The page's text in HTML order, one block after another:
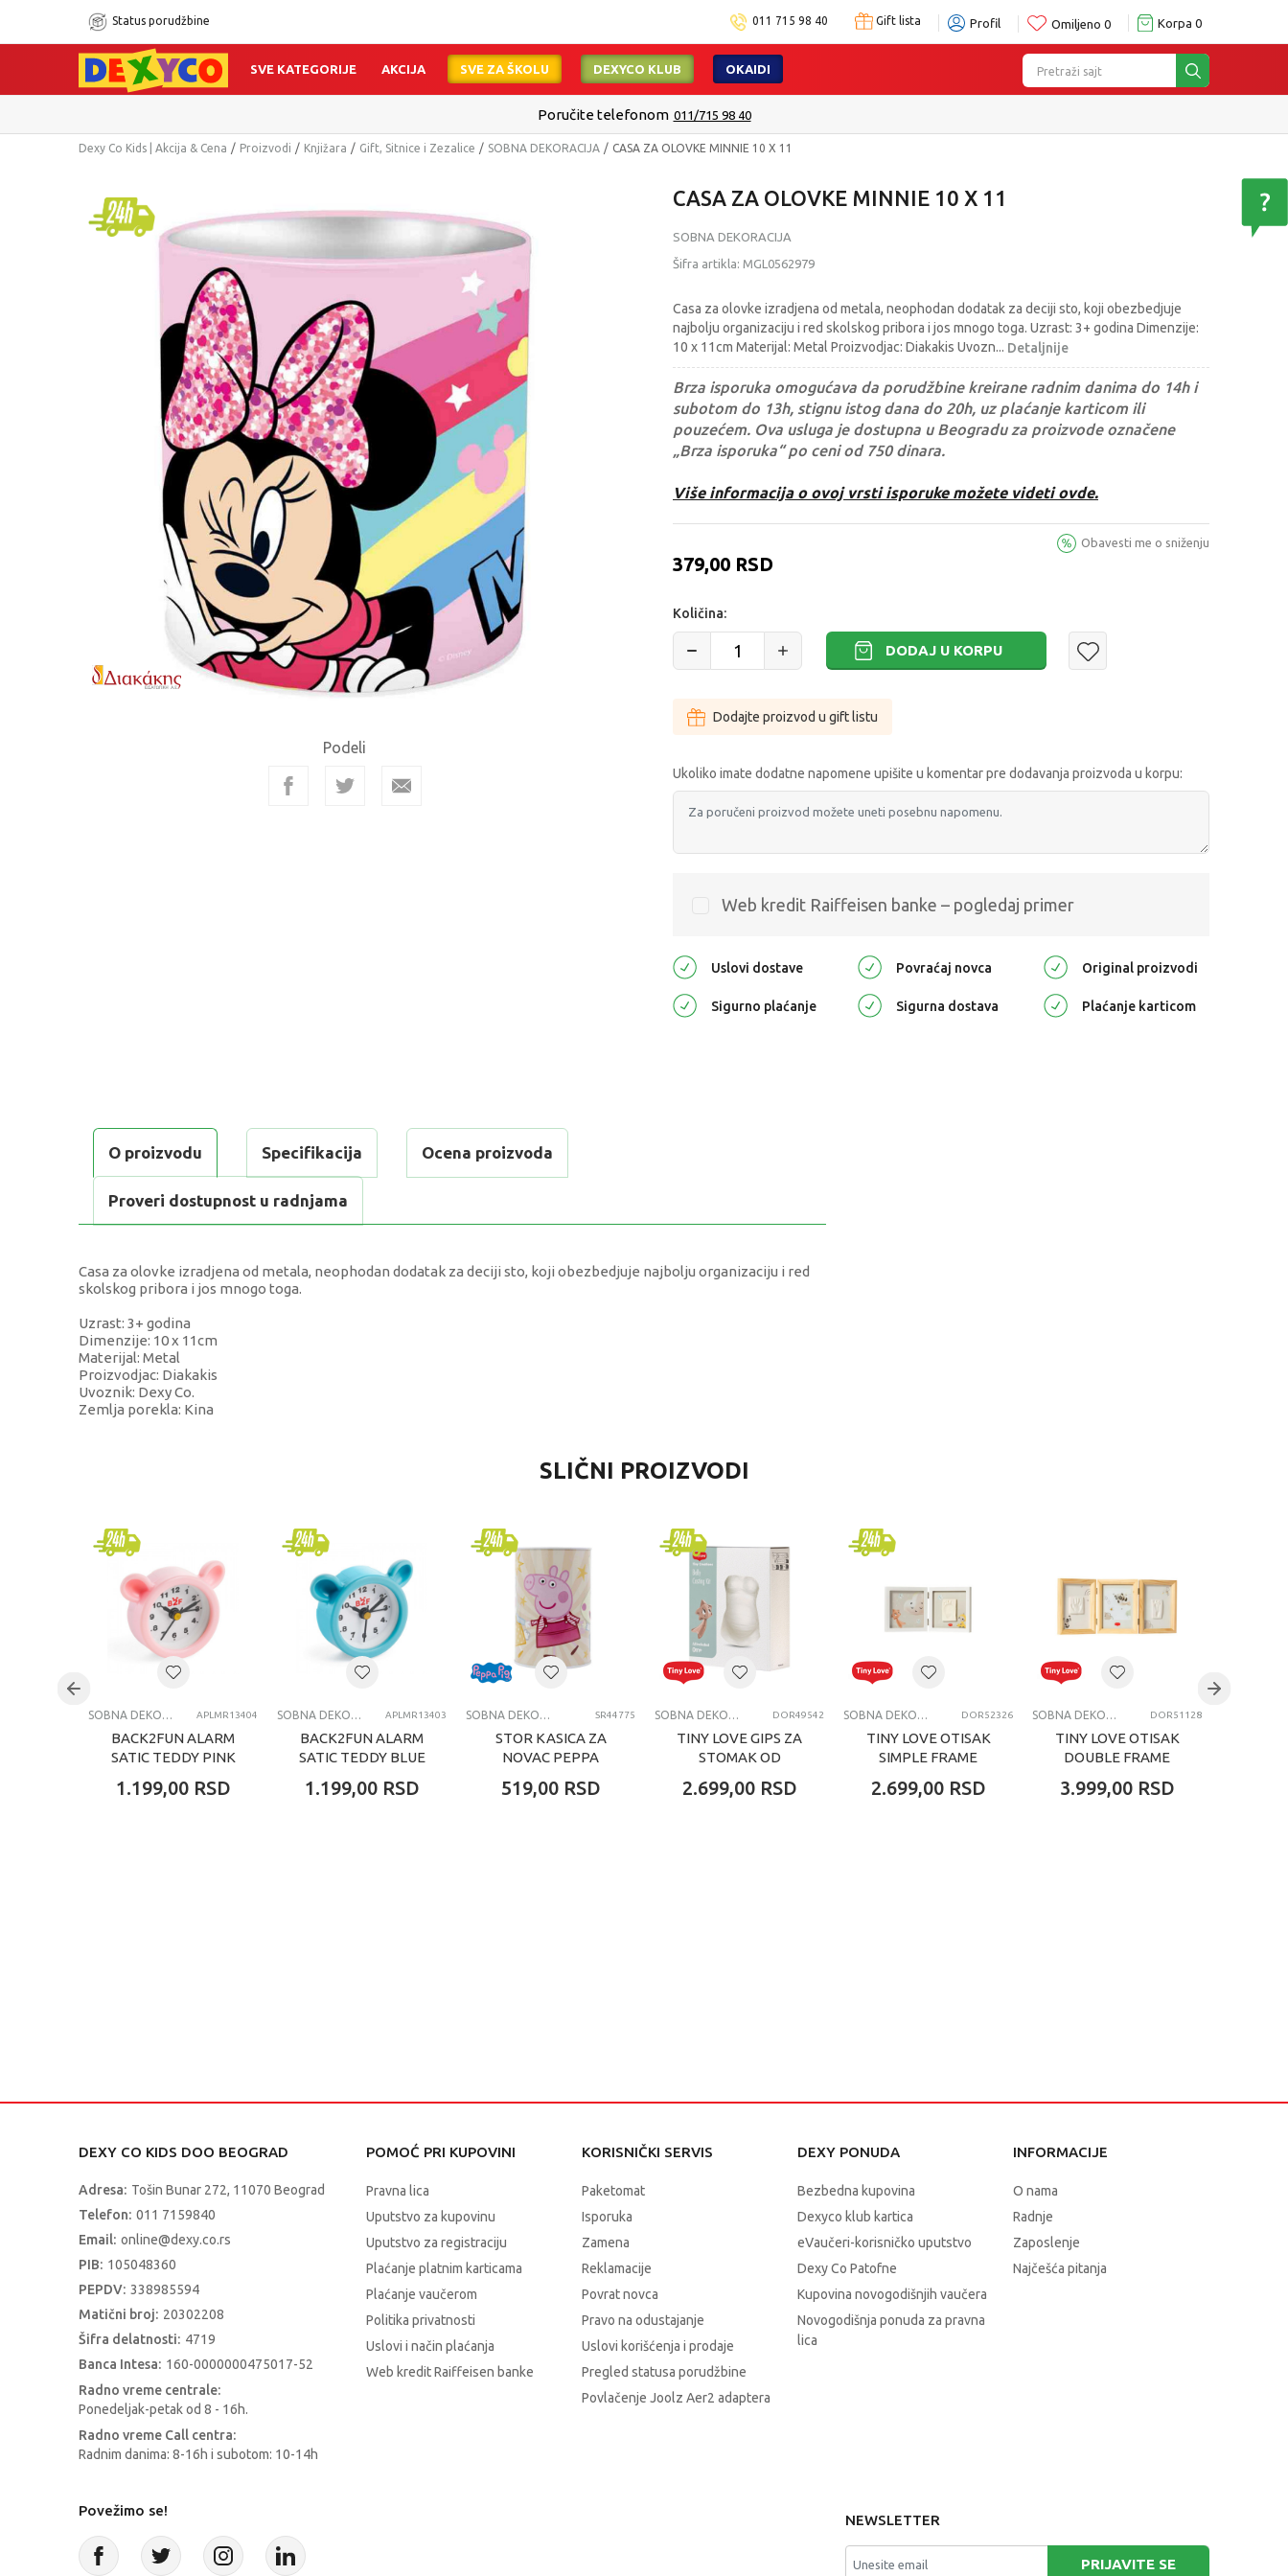
Status porudžbine 011 715 98 40 Gift lista Profil Omiljeno 0 Korpa 0
Pretraži sajt
SVE KATEGORIJE AKCIJA SVE ZA ŠKOLU DEXYCO KLUB OKAIDI
Poručite telefonom 011/715 98 40
Dexy Co Kids | Akcija & Cena Proizvodi Knjižara Gift, Sitnice i Zezalice SOBNA DEKORACIJA CASA ZA OLOVKE MINNIE 10 X 11
Podeli
CASA ZA OLOVKE MINNIE 10 X 11
SOBNA DEKORACIJA
Šifra artikla: MGL0562979
Casa za olovke izradjena od metala, neophodan dodatak za deciji sto, koji obezbedjuje
najbolju organizaciju i red skolskog pribora i jos mnogo toga. Uzrast: 3+ godina Dimenzije:
10 x 11cm Materijal: Metal Proizvodjac: Diakakis Uvozn... Detaljnije
Brza isporuka omogućava da porudžbine kreirane radnim danima do 14h i
subotom do 13h, stignu istog dana do 20h, uz plaćanje karticom ili
pouzećem. Ova usluga je dostupna u Beogradu za proizvode označene
„Brza isporuka“ po ceni od 750 dinara.
Više informacija o ovoj vrsti isporuke možete videti ovde.
379,00 RSD
Obavesti me o sniženju
Količina:
DODAJ U KORPU
Dodajte proizvod u gift listu
Ukoliko imate dodatne napomene upišite u komentar pre dodavanja proizvoda u korpu:
Web kredit Raiffeisen banke – pogledaj primer
Uslovi dostave Povraćaj novca Original proizvodi
Sigurno plaćanje Sigurna dostava Plaćanje karticom
O proizvodu Specifikacija Ocena proizvoda
Proveri dostupnost u radnjama
Casa za olovke izradjena od metala, neophodan dodatak za deciji sto, koji obezbedjuje najbolju organizaciju i red
skolskog pribora i jos mnogo toga.
Uzrast: 3+ godina
Dimenzije: 10 x 11cm
Materijal: Metal
Proizvodjac: Diakakis
Uvoznik: Dexy Co.
Zemlja porekla: Kina
SOBNA DEKORACIJA
Brend Diakakis
Pol devojčice
Uzrast 7-8 godina
Kategorija SOBNA DEKORACIJA
SLIČNI PROIZVODI
SOBNA DEKORACIJA APLMR13404
BACK2FUN ALARM
SATIC TEDDY PINK
1.199,00 RSD
SOBNA DEKORACIJA APLMR13403
BACK2FUN ALARM
SATIC TEDDY BLUE
1.199,00 RSD
SOBNA DEKORACIJA SR44775
STOR KASICA ZA
NOVAC PEPPA
519,00 RSD
SOBNA DEKORACIJA DOR49542
TINY LOVE GIPS ZA
STOMAK OD
2.699,00 RSD
SOBNA DEKORACIJA DOR52326
TINY LOVE OTISAK
SIMPLE FRAME
2.699,00 RSD
SOBNA DEKORACIJA DOR51128
TINY LOVE OTISAK
DOUBLE FRAME
3.999,00 RSD
DEXY CO KIDS DOO BEOGRAD
Adresa: Tošin Bunar 272, 11070 Beograd
Telefon: 011 7159840
Email: online@dexy.co.rs
PIB: 105048360
PEPDV: 338985594
Matični broj: 20302208
Šifra delatnosti: 4719
Banca Intesa: 160-0000000475017-52
Radno vreme centrale:
Ponedeljak-petak od 8 - 16h.
Radno vreme Call centra:
Radnim danima: 8-16h i subotom: 10-14h
POMOĆ PRI KUPOVINI
Pravna lica
Uputstvo za kupovinu
Uputstvo za registraciju
Plaćanje platnim karticama
Plaćanje vaučerom
Politika privatnosti
Uslovi i način plaćanja
Web kredit Raiffeisen banke
KORISNIČKI SERVIS
Paketomat
Isporuka
Zamena
Reklamacije
Povrat novca
Pravo na odustajanje
Uslovi korišćenja i prodaje
Pregled statusa porudžbine
Povlačenje Joolz Aer2 adaptera
DEXY PONUDA
Bezbedna kupovina
Dexyco klub kartica
eVaučeri-korisničko uputstvo
Dexy Co Patofne
Kupovina novogodišnjih vaučera
Novogodišnja ponuda za pravna
lica
INFORMACIJE
O nama
Radnje
Zaposlenje
Najčešća pitanja
Povežimo se!
NEWSLETTER
PRIJAVITE SE